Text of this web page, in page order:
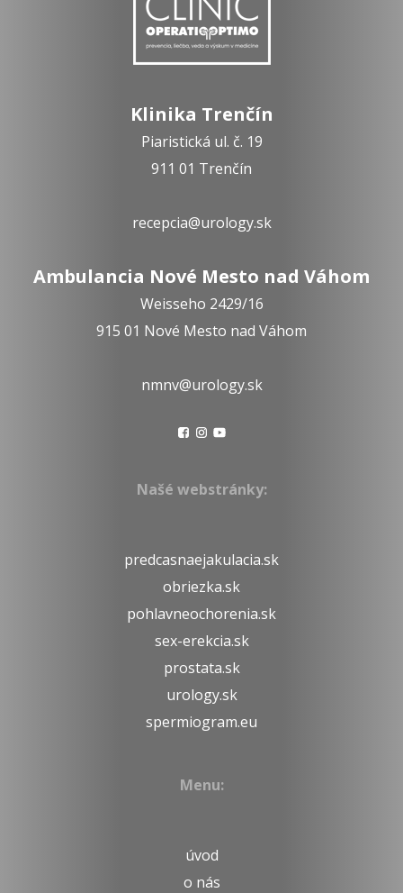
Klinika Trenčín
Piaristická ul. č. 19
911 01 Trenčín
recepcia@urology.sk
Ambulancia Nové Mesto nad Váhom
Weisseho 2429/16
915 01 Nové Mesto nad Váhom
nmnv@urology.sk
Našé webstránky:
predcasnaejakulacia.sk
obriezka.sk
pohlavneochorenia.sk
sex-erekcia.sk
prostata.sk
urology.sk
spermiogram.eu
Menu:
úvod
o nás